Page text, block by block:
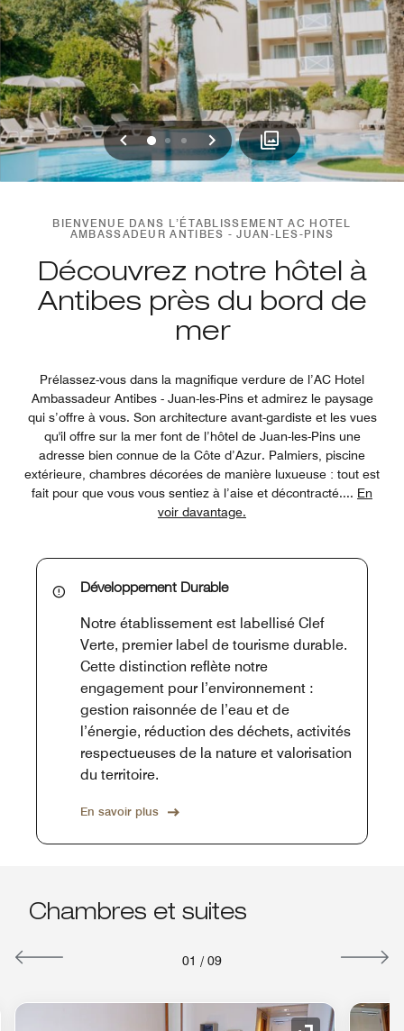
Précédent
012 Suivant
BIENVENUE DANS L’ÉTABLISSEMENT AC HOTEL
AMBASSADEUR ANTIBES - JUAN-LES-PINS
Découvrez notre hôtel à
Antibes près du bord de
mer
Prélassez-vous dans la magnifique verdure de l’AC Hotel
Ambassadeur Antibes - Juan-les-Pins et admirez le paysage
qui s’offre à vous. Son architecture avant-gardiste et les vues
qu'il offre sur la mer font de l’hôtel de Juan-les-Pins une
adresse bien connue de la Côte d’Azur. Palmiers, piscine
extérieure, chambres décorées de manière luxueuse : tout est
fait pour que vous vous sentiez à l’aise et décontracté.... En
voir davantage.
Développement Durable
Notre établissement est labellisé Clef
Verte, premier label de tourisme durable.
Cette distinction reflète notre
engagement pour l’environnement :
gestion raisonnée de l’eau et de
l’énergie, réduction des déchets, activités
respectueuses de la nature et valorisation
du territoire.
En savoir plus
Chambres et suites
01 / 09